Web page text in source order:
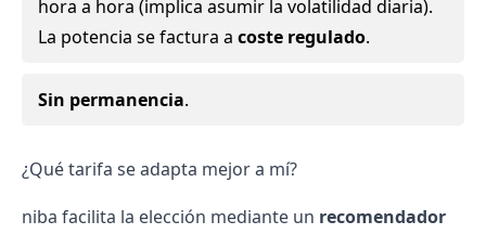
hora a hora (implica asumir la volatilidad diaria).
La potencia se factura a coste regulado.
Sin permanencia.
¿Qué tarifa se adapta mejor a mí?
niba facilita la elección mediante un recomendador